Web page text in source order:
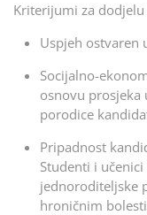
Kriterijumi za
Uspjeh ostvaren
Socijalno-
osnovu prosjeka
porodice
Pripadnost
Studenti i
jednoroditeljske
hroničnim